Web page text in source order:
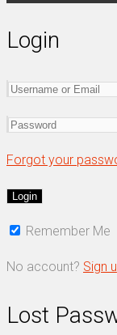
Login
Forgot your
Remember Me
No account? Sign
Lost